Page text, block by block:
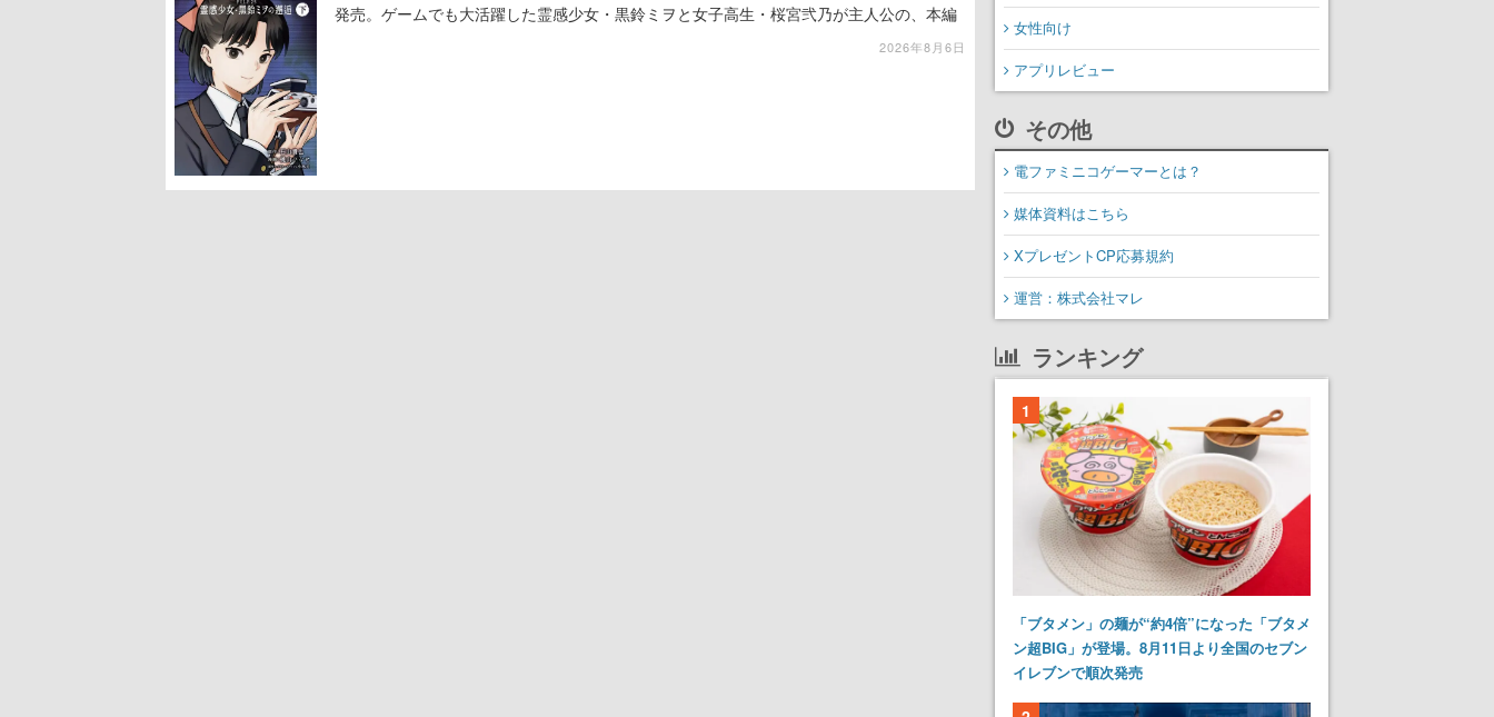
発売。ゲームでも大活躍した霊感少女・黒鈴ミヲと女子高生・桜宮弐乃が主人公の、本編
2026年8月6日
女性向け
アプリレビュー
その他
電ファミニコゲーマーとは？
媒体資料はこちら
XプレゼントCP応募規約
運営：株式会社マレ
ランキング
1
「ブタメン」の麺が“約4倍”になった「ブタメ
ン超BIG」が登場。8月11日より全国のセブン
イレブンで順次発売